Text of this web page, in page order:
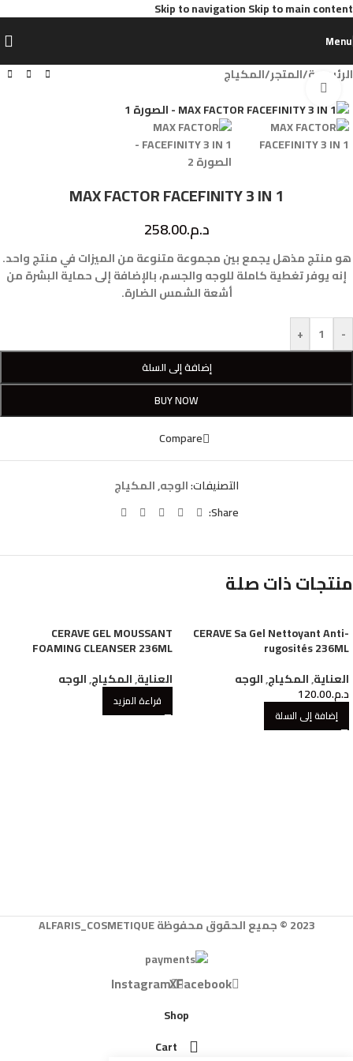
Skip to navigationSkip to main content
Menu
الرئيسية/المتجر/المكياج
MAX FACTOR FACEFINITY 3 IN 1
د.م.258.00
هو منتج مذهل يجمع بين مجموعة متنوعة من الميزات في منتج واحد.
إنه يوفر تغطية كاملة للوجه والجسم، بالإضافة إلى حماية البشرة من
أشعة الشمس الضارة.
-
+
إضافة إلى السلة
BUY NOW
Compare
التصنيفات:الوجه,المكياج
Share:
منتجات ذات صلة
CERAVE Sa Gel Nettoyant Anti-
rugosités 236ML
العناية,المكياج,الوجه
د.م.120.00
إضافة إلى السلة
CERAVE GEL MOUSSANT
FOAMING CLEANSER 236ML
العناية,المكياج,الوجه
قراءة المزيد
2023 © جميع الحقوق محفوظة ALFARIS_COSMETIQUE
Facebook
X
Instagram
Shop
Cart